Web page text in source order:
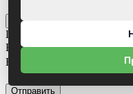
Отправить
Получить консультацию
Ваше имя*
Ваш номер телефона
Я согласен на
Отправить